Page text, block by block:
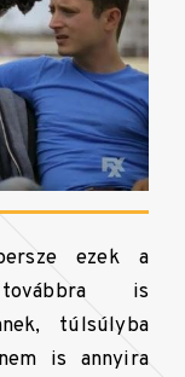
ezek a
is
túlsúlyba
is annyira